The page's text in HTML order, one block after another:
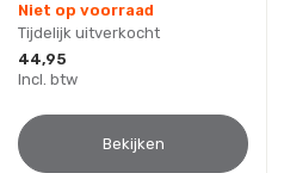
Niet op voorraad
Tijdelijk uitverkocht
44,95
Incl. btw
Bekijken